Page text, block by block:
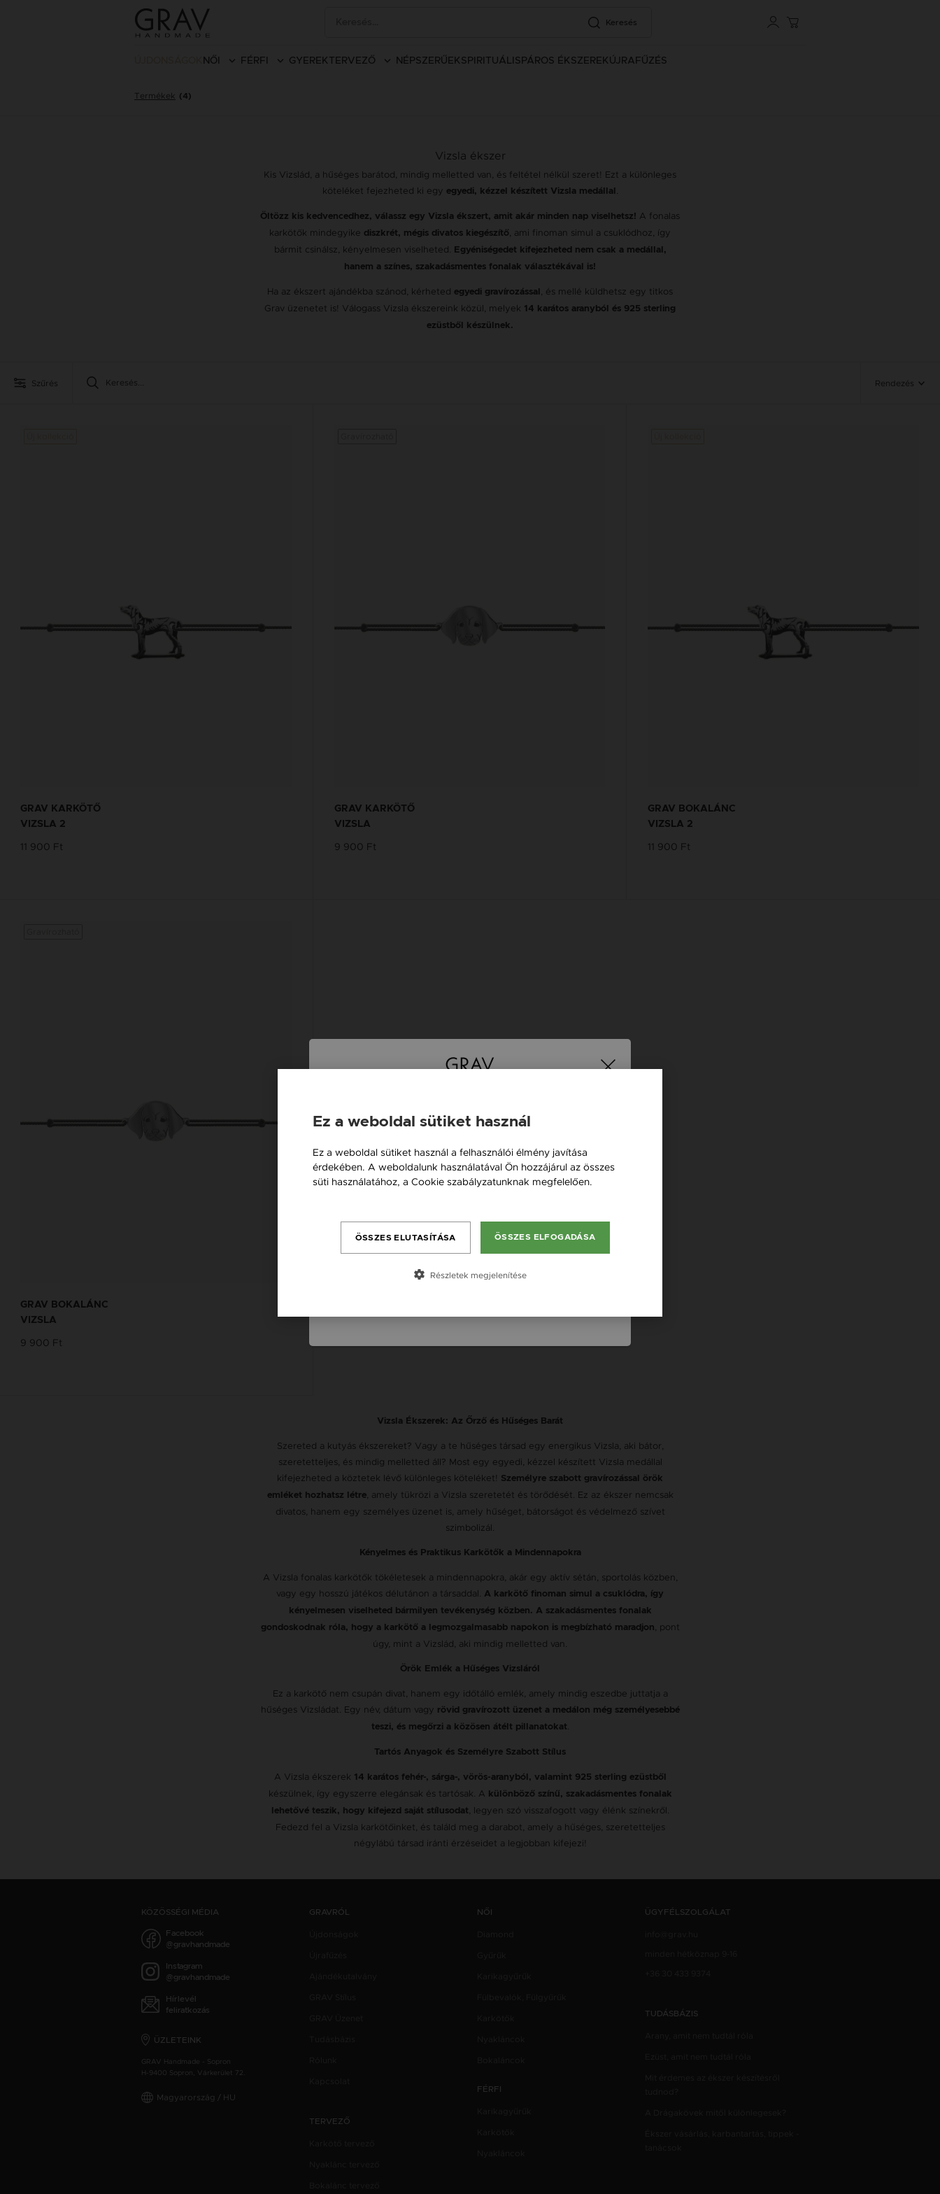
Keresés
NŐI FÉRFI GYEREK TERVEZŐ NÉPSZERŰEK SPIRITUÁLIS PÁROS ÉKSZEREK ÚJRAFŰZÉS
Termékek (4)
Vizsla ékszer
Kis Vizslád, a hűséges barátod, mindig melletted van, és feltétel nélkül szeret! Ezt a különleges
köteléket fejezheted ki egy egyedi, kézzel készített Vizsla medállal .
Öltözz kis kedvencedhez, válassz egy Vizsla ékszert, amit akár minden nap viselhetsz! A fonalas
karkötők mindegyike diszkrét, mégis divatos kiegészítő, ami finoman simul a csuklódhoz, így
bármit csinálsz, kényelmesen viselheted.
Egyéniségedet kifejezheted nem csak a medállal,
hanem a színes, szakadásmentes fonalak választékával is!
Ha az ékszert ajándékba szánod, kérheted egyedi gravírozással , és mellé küldhetsz egy titkos
Grav üzenetet is! Válogass Vizsla ékszereink közül, melyek 14 karátos aranyból és 925 sterling
ezüstből készülnek.
Szűrés Rendezés
GRAV KARKÖTŐ
VIZSLA 2
11 900 Ft
GRAV KARKÖTŐ
VIZSLA
9 900 Ft
GRAV BOKALÁNC
VIZSLA 2
11 900 Ft
GRAV BOKALÁNC
VIZSLA
9 900 Ft
Vizsla Ékszerek: Az Őrző és Hűséges Barát
Szereted a kutyás ékszereket? Vagy a te hűséges társad egy energikus Vizsla, aki bátor,
szeretetteljes, és mindig melletted áll? Most egy egyedi, kézzel készített Vizsla medállal
kifejezheted a köztetek lévő különleges köteléket! Személyre szabott gravírozással örök
emléket hozhatsz létre, amely tükrözi a Vizsla szeretetét és törődését. Ez az ékszer nemcsak
divatos, hanem egy személyes üzenet is, amely hűséget, bátorságot és védelmező szívet
szimbolizál.
Kényelmes és Praktikus Karkötők a Mindennapokra
A Vizsla fonalas karkötők tökéletesek a mindennapokra, akár egy aktív sétán, sportolás közben,
vagy egy hosszú játékos délutánon a társaddal. A karkötő finoman simul a csuklódra, így
kényelmesen viselheted bármilyen tevékenység közben. A szakadásmentes fonalak
gondoskodnak róla, hogy a karkötő a legmozgalmasabb napokon is megbízható maradjon, pont
úgy, mint a Vizslád, aki mindig melletted van.
Örök Emlék a Hűséges Vizsláról
Ez a karkötő nem csupán divat, hanem egy időtálló emlék, amely mindig eszedbe juttatja a
hűséges Vizsládat. Egy név, dátum vagy rövid gravírozott üzenet a medálon még személyesebbé
teszi, és megőrzi a közösen átélt pillanatokat.
Tartós Anyagok és Személyre Szabott Stílus
A Vizsla ékszerek 14 karátos fehér-, sárga-, vörös-aranyból, valamint 925 sterling ezüstből
készülnek, így egyszerre elegánsak és tartósak. A
különböző színű, szakadásmentes fonalak
lehetővé teszik, hogy kifejezd saját stílusodat, legyen szó visszafogott vagy élénk színekről.
Fedezd fel a Vizsla karkötőinket, és találd meg a darabot, amely a hűséges, szeretetteljes
négylábú társad iránti érzéseidet a legjobban kifejezi!
KÖZÖSSÉGI MÉDIA
Facebook
@gravhandmade
Instagram
@gravhandmade
Hírlevél
feliratkozás
ÜZLETEINK
GRAV Handmade - Sopron
H-9400 Sopron, Várkerület 72.
Magyarország / HU
GRAVRÓL
TERVEZŐ
NŐI
FÉRFI
ÜGYFÉLSZOLGÁLAT
TUDÁSBÁZIS
Österreich / AT
România / RO
Slovensko / SK
Ez a weboldal sütiket használ
Ez a weboldal sütiket használ a felhasználói élmény javítása
érdekében. A weboldalunk használatával Ön hozzájárul az összes
süti használatához, a Cookie szabályzatunknak megfelelően.
ÖSSZES ELFOGADÁSA
ÖSSZES ELUTASÍTÁSA
Részletek megjelenítése